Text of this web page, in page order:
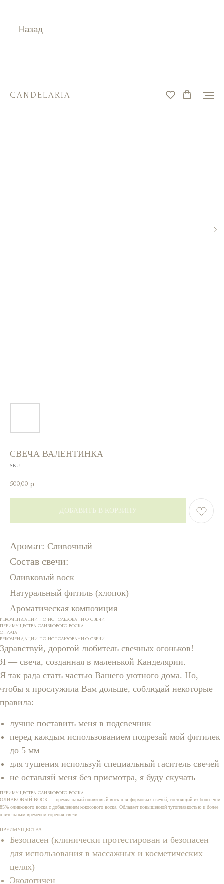
CANDELARIA
СВЕЧА ВАЛЕНТИНКА
SKU:
500,00 р.
ДОБАВИТЬ В КОРЗИНУ
Аромат: Сливочный
Состав свечи:
Оливковый воск
Натуральный фитиль (хлопок)
Ароматическая композиция
РЕКОМЕНДАЦИИ ПО ИСПОЛЬЗОВАНИЮ СВЕЧИ
ПРЕИМУЩЕСТВА ОЛИВКОВОГО ВОСКА
ОПЛАТА
РЕКОМЕНДАЦИИ ПО ИСПОЛЬЗОВАНИЮ СВЕЧИ
Здравствуй, дорогой любитель свечных огоньков!
Я — свеча, созданная в маленькой Канделярии.
Я так рада стать частью Вашего уютного дома. Но,
чтобы я прослужила Вам дольше, соблюдай некоторые
правила:
лучше поставить меня в подсвечник
перед каждым использованием подрезай мой фитилек
до 5 мм
для тушения используй специальный гаситель свечей
не оставляй меня без присмотра, я буду скучать
ПРЕИМУЩЕСТВА ОЛИВКОВОГО ВОСКА
ОЛИВКОВЫЙ ВОСК — премиальный оливковый воск для формовых свечей, состоящий из более чем
85% оливкового воска с добавлением кокосового воска. Обладает повышенной тугоплавкостью и более
длительным временем горения свечи.
ПРЕИМУЩЕСТВА:
Безопасен (клинически протестирован и безопасен
для использования в массажных и косметических
целях)
Экологичен